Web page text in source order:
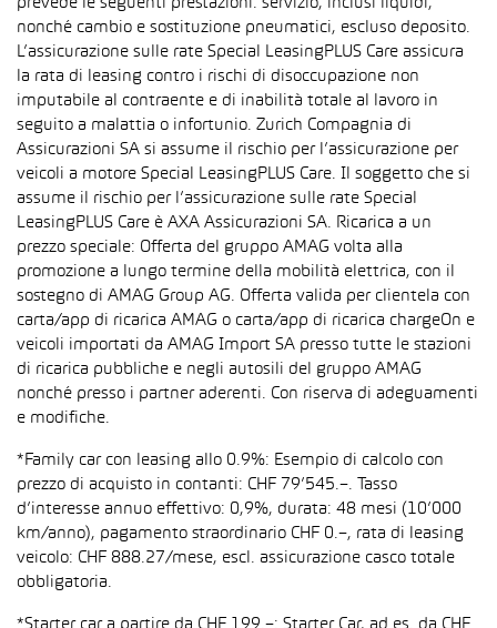
prevede le seguenti prestazioni: servizio, inclusi liquidi,
nonché cambio e sostituzione pneumatici, escluso deposito.
L’assicurazione sulle rate Special LeasingPLUS Care assicura
la rata di leasing contro i rischi di disoccupazione non
imputabile al contraente e di inabilità totale al lavoro in
seguito a malattia o infortunio. Zurich Compagnia di
Assicurazioni SA si assume il rischio per l’assicurazione per
veicoli a motore Special LeasingPLUS Care. Il soggetto che si
assume il rischio per l’assicurazione sulle rate Special
LeasingPLUS Care è AXA Assicurazioni SA. Ricarica a un
prezzo speciale: Offerta del gruppo AMAG volta alla
promozione a lungo termine della mobilità elettrica, con il
sostegno di AMAG Group AG. Offerta valida per clientela con
carta/app di ricarica AMAG o carta/app di ricarica chargeOn e
veicoli importati da AMAG Import SA presso tutte le stazioni
di ricarica pubbliche e negli autosili del gruppo AMAG
nonché presso i partner aderenti. Con riserva di adeguamenti
e modifiche.
*Family car con leasing allo 0.9%: Esempio di calcolo con
prezzo di acquisto in contanti: CHF 79’545.–. Tasso
d’interesse annuo effettivo: 0,9%, durata: 48 mesi (10’000
km/anno), pagamento straordinario CHF 0.–, rata di leasing
veicolo: CHF 888.27/mese, escl. assicurazione casco totale
obbligatoria.
*Starter car a partire da CHF 199.–: Starter Car, ad es. da CHF